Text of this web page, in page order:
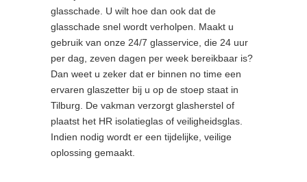
glasschade. U wilt hoe dan ook dat de
glasschade snel wordt verholpen. Maakt u
gebruik van onze 24/7 glasservice, die 24 uur
per dag, zeven dagen per week bereikbaar is?
Dan weet u zeker dat er binnen no time een
ervaren glaszetter bij u op de stoep staat in
Tilburg. De vakman verzorgt glasherstel of
plaatst het HR isolatieglas of veiligheidsglas.
Indien nodig wordt er een tijdelijke, veilige
oplossing gemaakt.